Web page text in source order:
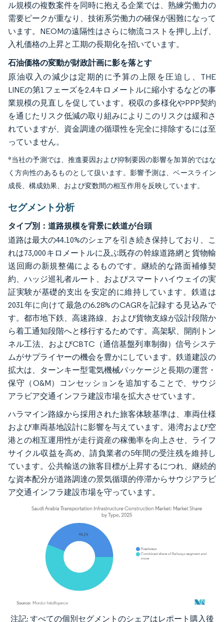
ル規模の複数案件を同時に抱える企業では、熟練労働力の
需要ピークが重なり、技術系労働力の確保が困難になって
います。NEOMの遠隔性はさらに物流コストを押し上げ、
入札価格の上昇と工期の長期化を招いています。
石油価格の変動が財政計画に影を落とす
原油収入の減少は定期的に予算の上限を圧迫し、THE
LINEの第1フェーズを2.4キロメートルに縮小するなどの事
業規模の見直しを促しています。税収の多様化やPPP契約
を通じたリスク低減の取り組みによりこのリスクは緩和さ
れていますが、資金調達の循環性を完全に排除するには至
っていません。
*当社の予測では、推進要因および抑制要因の影響を加算的ではな
く方向性のあるものとして扱います。影響予測は、ベースライン
成長、構成効果、および変数間の相互作用を反映しています。
セグメント分析
タイプ別：道路規模を背景に鉄道が台頭
道路は最大の44.10%のシェアを引き続き保持しており、こ
れは73,000キロメートルに及ぶ既存の幹線道路網と貨物輸
送回廊の新規整備によるものです。継続的な路面補修契
約、ハッジ巡礼者ルート、およびスマートハイウェイの実
証実験が基礎的支出を安定的に維持しています。鉄道は
2031年に向けて最急の6.28%のCAGRを記録する見込みで
す。都市地下鉄、高速路線、および貨物支線が設計段階か
ら着工通知段階へと移行するためです。高架駅、開削トン
ネル工法、およびCBTC（通信基盤列車制御）信号システ
ムがサプライヤーの機会を豊かにしています。鉄道建設の
拡大は、ターンキー型電気機械パッケージと長期の運営・
保守（O&M）コンセッションを追加することで、サウジ
アラビア交通インフラ建設市場を拡大させています。
ハラマイン路線から採用された旅客体験基準は、車両仕様
および車両基地設計に影響を与えています。港湾および空
港との相互運用性が走行資産の稼働率を向上させ、ライフ
サイクル収益を高め、請負業者の5年間の受注残を維持し
ています。公共輸送の旅客目標が上昇するにつれ、継続的
な資本配分が道路調達の景気循環的停滞からサウジアラビ
ア交通インフラ建設市場を守っています。
注記: すべての個別セグメントのシェアはレポート購入後